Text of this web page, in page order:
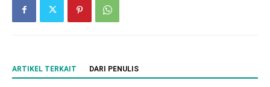
ARTIKEL TERKAIT DARI PENULIS